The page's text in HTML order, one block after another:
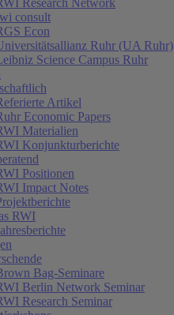
Research Network
consult
Econ
Ruhr (UA Ruhr)
Science Campus Ruhr
Artikel
Economic Papers
Materialien
Konjunkturberichte
Positionen
Impact Notes
RWI
Bag-Seminare
Berlin Network Seminar
Research Seminar